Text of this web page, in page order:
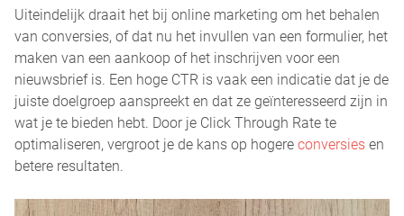
Uiteindelijk draait het bij online marketing om het behalen
van conversies, of dat nu het invullen van een formulier, het
maken van een aankoop of het inschrijven voor een
nieuwsbrief is. Een hoge CTR is vaak een indicatie dat je de
juiste doelgroep aanspreekt en dat ze geïnteresseerd zijn in
wat je te bieden hebt. Door je Click Through Rate te
optimaliseren, vergroot je de kans op hogere conversies en
betere resultaten.